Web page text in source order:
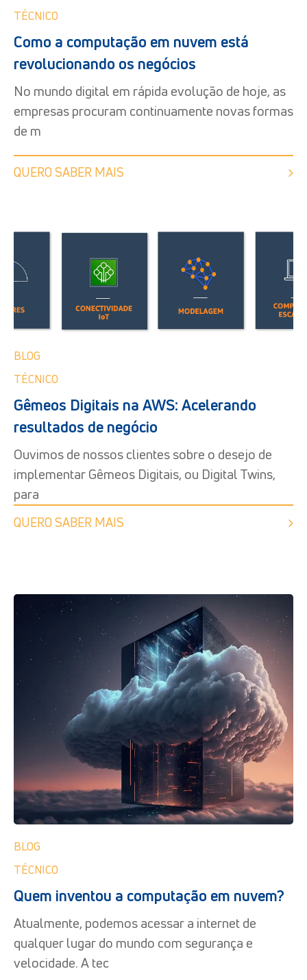
TÉCNICO
Como a computação em nuvem está
revolucionando os negócios
No mundo digital em rápida evolução de hoje, as
empresas procuram continuamente novas formas
de m
QUERO SABER MAIS
BLOG
TÉCNICO
Gêmeos Digitais na AWS: Acelerando
resultados de negócio
Ouvimos de nossos clientes sobre o desejo de
implementar Gêmeos Digitais, ou Digital Twins,
para
QUERO SABER MAIS
BLOG
TÉCNICO
Quem inventou a computação em nuvem?
Atualmente, podemos acessar a internet de
qualquer lugar do mundo com segurança e
velocidade. A tec